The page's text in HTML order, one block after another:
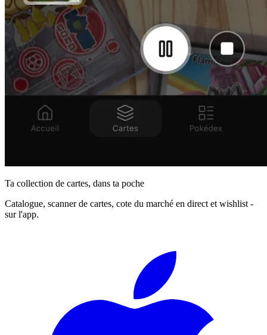
Ta collection de cartes, dans ta poche
Catalogue, scanner de cartes, cote du marché en direct et wishlist -
sur l'app.